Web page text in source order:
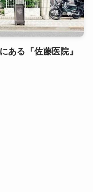
ある『佐藤医院』